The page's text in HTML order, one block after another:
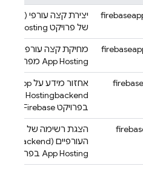
של פרויקט Firebase. App Hosting
מחיקת קצה עורפי (backend) קיים
App Hosting מפרויקט Firebase.
אחזור מידע עלApp
Hosting
בפרויקט Firebase.
הצגת רשימה של כל
העורפיים (Backend) הזמינים ב-
App Hosting בפרויקט Firebase.